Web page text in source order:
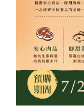
惜食